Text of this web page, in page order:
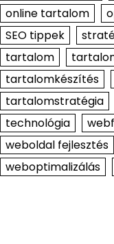
online tartalom
SEO tippek
tartalom
tartalomkészítés
tartalomstratégia
technológia
weboldal fejlesztés
weboptimalizálás